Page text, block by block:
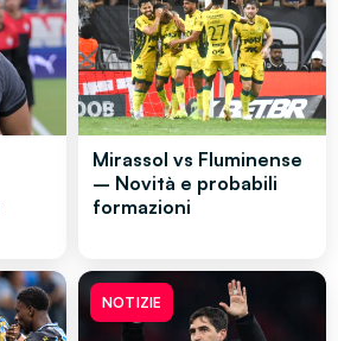
Mirassol vs Fluminense
– Novità e probabili
formazioni
NOTIZIE